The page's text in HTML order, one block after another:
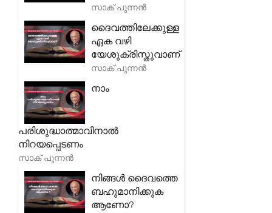
സാക് പുന്നൻ
ദൈവത്തിലേക്കുള്ള
ഏക വഴി
യേശുക്രിസ്തുവാണ്
സാക് പുന്നൻ
നാം
പരിശുദ്ധാത്മാവിനാൽ
നിറയപ്പെടണം
സാക് പുന്നൻ
നിങ്ങൾ ദൈവത്തെ
ബഹുമാനിക്കുക
ആണോ?